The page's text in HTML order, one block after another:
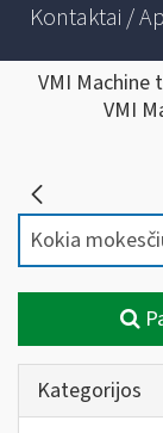
Kontaktai /
VMI
VMI
Kategorijos